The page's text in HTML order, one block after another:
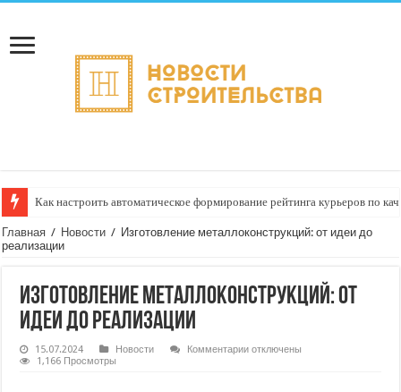
Как настроить автоматическое формирование рейтинга курьеров по
Главная / Новости / Изготовление металлоконструкций: от идеи до
реализации
Изготовление металлоконструкций: от
идеи до реализации
15.07.2024 Новости Комментариикотключены
1,166 Просмотры